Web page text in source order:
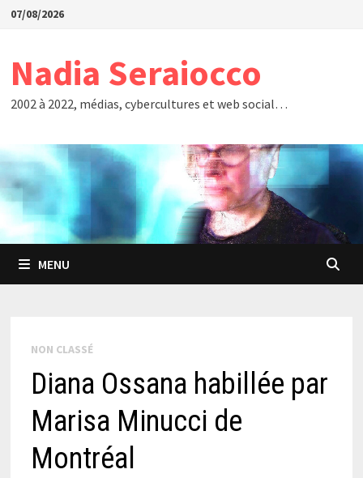
Passer
07/08/2026
Nadia Seraiocco
2002 à 2022, médias, cybercultures et web social…
MENU
NON CLASSÉ
Diana Ossana habillée par
Marisa Minucci de
Montréal